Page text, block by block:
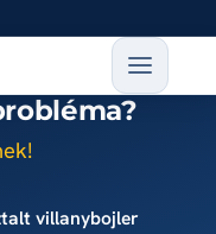
villanybojler